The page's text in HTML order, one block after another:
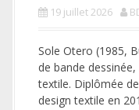
19 juillet 2026
Sole Otero (1985,
de bande
textile. Diplômée
design textile en